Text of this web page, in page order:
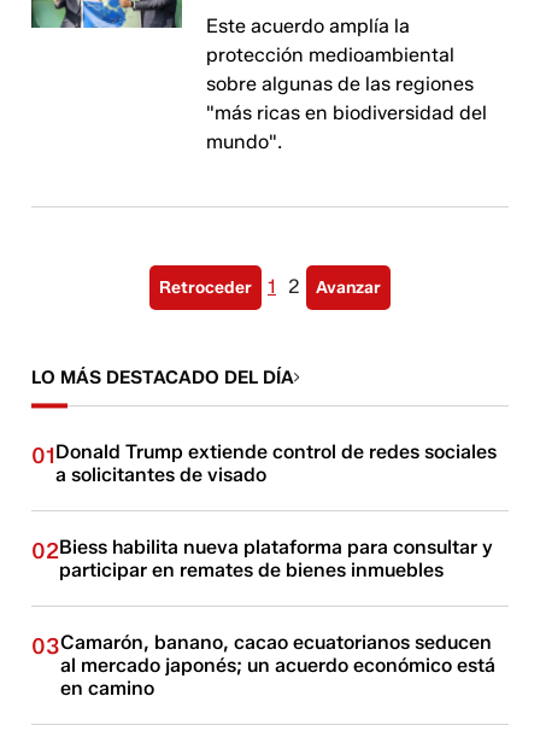
Este acuerdo amplía la
protección medioambiental
sobre algunas de las regiones
"más ricas en biodiversidad del
mundo".
Retroceder 1 2 Avanzar
LO MÁS DESTACADO DEL DÍA
01Donald Trump extiende control de redes sociales
a solicitantes de visado
02Biess habilita nueva plataforma para consultar y
participar en remates de bienes inmuebles
03Camarón, banano, cacao ecuatorianos seducen
al mercado japonés; un acuerdo económico está
en camino